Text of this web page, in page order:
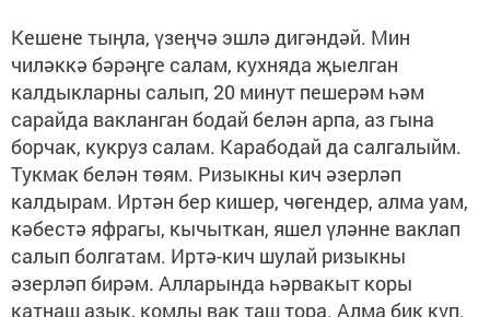
Кешене тыңла, үзеңчә эшлә дигәндәй. Мин
чиләккә бәрәңге салам, кухняда җыелган
калдыкларны салып, 20 минут пешерәм һәм
сарайда вакланган бодай белән арпа, аз гына
борчак, кукруз салам. Карабодай да салгалыйм.
Тукмак белән төям. Ризыкны кич әзерләп
калдырам. Иртән бер кишер, чөгендер, алма уам,
кәбестә яфрагы, кычыткан, яшел үләнне ваклап
салып болгатам. Иртә-кич шулай ризыкны
әзерләп бирәм. Алларында һәрвакыт коры
катнаш азык, комлы вак таш тора. Алма бик күп.